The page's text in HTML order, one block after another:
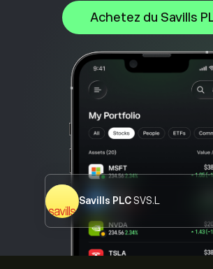
Achetez du Savills
Savills PLCSVS.L